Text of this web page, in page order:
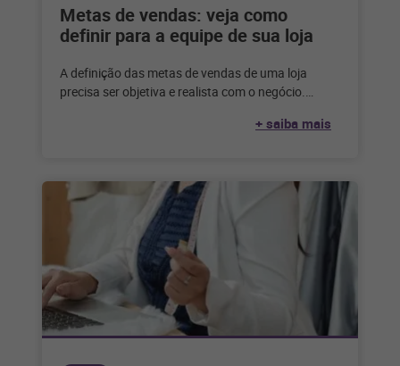
Metas de vendas: veja como
definir para a equipe de sua loja
A definição das metas de vendas de uma loja
precisa ser objetiva e realista com o negócio.
+ saiba mais